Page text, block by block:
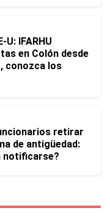
U: IFARHU
en Colón desde
conozca los
retirar
de antigüedad:
notificarse?